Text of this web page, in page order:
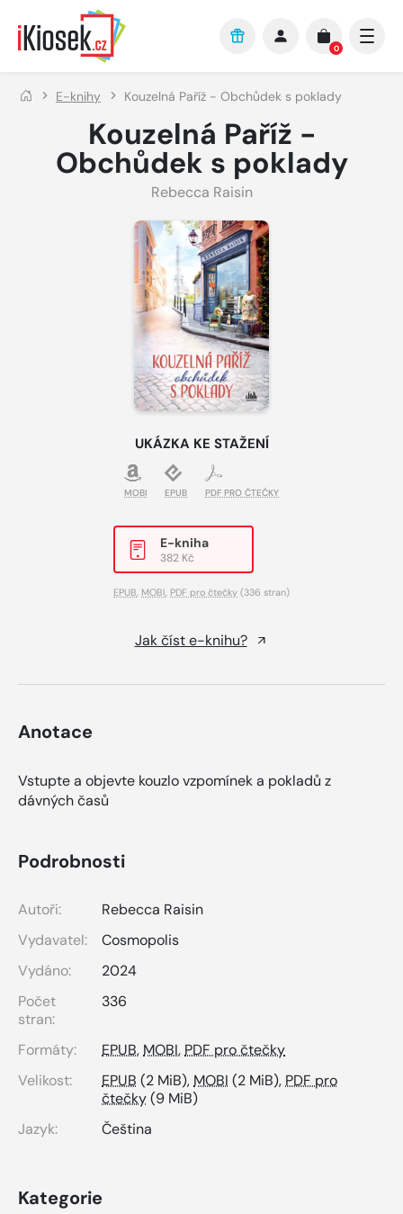
Přejít na hlavní obsah
0
E-knihy Kouzelná Paříž - Obchůdek s poklady
Kouzelná Paříž -
Obchůdek s poklady
Rebecca Raisin
UKÁZKA KE STAŽENÍ
MOBI EPUB PDF PRO ČTEČKY
E-kniha
382 Kč
EPUB, MOBI, PDF pro čtečky (336 stran)
Jak číst e-knihu?
Anotace
Vstupte a objevte kouzlo vzpomínek a pokladů z
dávných časů
Podrobnosti
Autoři:
Rebecca Raisin
Vydavatel:
Cosmopolis
Vydáno:
2024
Počet
stran:
336
Formáty: EPUB, MOBI, PDF pro čtečky
Velikost:
EPUB (2 MiB), MOBI (2 MiB), PDF pro
čtečky(9 MiB)
Jazyk:
Čeština
Kategorie